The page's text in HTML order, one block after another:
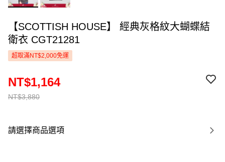
【SCOTTISH HOUSE】 經典灰格紋大蝴蝶結
衛衣 CGT21281
超取滿NT$2,000免運
NT$3,880
NT$1,164
請選擇商品選項